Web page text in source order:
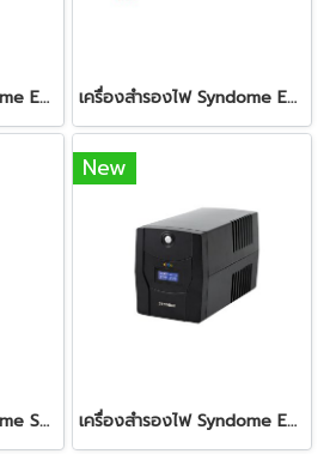
เครื่องสำรองไฟ Syndome ECO II-1K (1000VA/600Watt) LED เครื่องสำรองไฟ Syndome ECO II-1K (1000VA/600Watt) LCD
เครื่องสำรองไฟ Syndome S5-800 INNO (800VA/300Watt)
New
เครื่องสำรองไฟ Syndome ECO II-2.2K LCD (2000VA/1200Watt)